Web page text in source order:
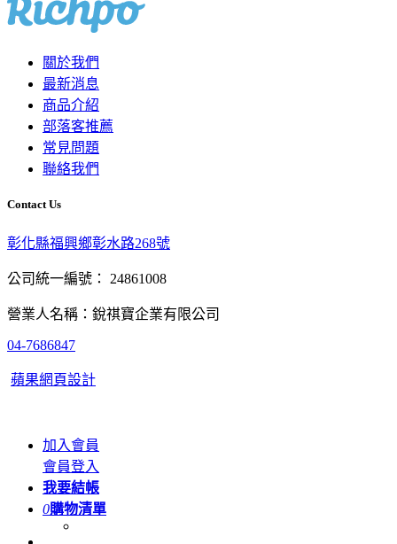
關於我們
最新消息
商品介紹
部落客推薦
常見問題
聯絡我們
Contact Us
彰化縣福興鄉彰水路268號
公司統一編號： 24861008
營業人名稱：銳祺寶企業有限公司
04-7686847
蘋果網頁設計
加入會員
會員登入
我要結帳
0購物清單